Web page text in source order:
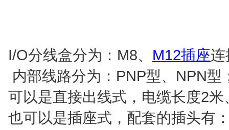
I/O分线盒分为：M8、 M12插座连
内部线路分为：PNP型、NPN
可以是直接出线式，电缆长度2
也可以是插座式，配套的插头有